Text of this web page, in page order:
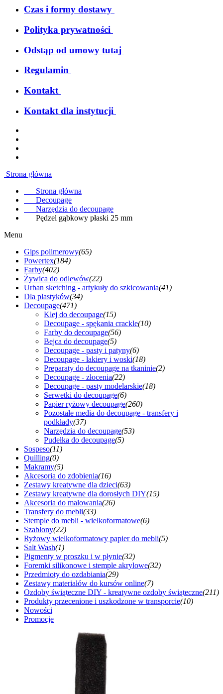
Czas i formy dostawy
Polityka prywatności
Odstąp od umowy tutaj
Regulamin
Kontakt
Kontakt dla instytucji
Strona główna
Strona główna
Decoupage
Narzędzia do decoupage
Pędzel gąbkowy płaski 25 mm
Menu
Gips polimerowy(65)
Powertex(184)
Farby(402)
Żywica do odlewów(22)
Urban sketching - artykuły do szkicowania(41)
Dla plastyków(34)
Decoupage(471)
Klej do decoupage(15)
Decoupage - spękania crackle(10)
Farby do decoupage(56)
Bejca do decoupage(5)
Decoupage - pasty i patyny(6)
Decoupage - lakiery i woski(18)
Preparaty do decoupage na tkaninie(2)
Decoupage - złocenia(22)
Decoupage - pasty modelarskie(18)
Serwetki do decoupage(6)
Papier ryżowy decoupage(260)
Pozostałe media do decoupage - transfery i
podkłady(37)
Narzędzia do decoupage(53)
Pudełka do decoupage(5)
Sospeso(11)
Quilling(0)
Makramy(5)
Akcesoria do zdobienia(16)
Zestawy kreatywne dla dzieci(63)
Zestawy kreatywne dla dorosłych DIY(15)
Akcesoria do malowania(26)
Transfery do mebli(33)
Stemple do mebli - wielkoformatowe(6)
Szablony(22)
Ryżowy wielkoformatowy papier do mebli(5)
Salt Wash(1)
Pigmenty w proszku i w płynie(32)
Foremki silikonowe i stemple akrylowe(32)
Przedmioty do ozdabiania(29)
Zestawy materiałów do kursów online(7)
Ozdoby świąteczne DIY - kreatywne ozdoby świąteczne(211)
Produkty przecenione i uszkodzone w transporcie(10)
Nowości
Promocje